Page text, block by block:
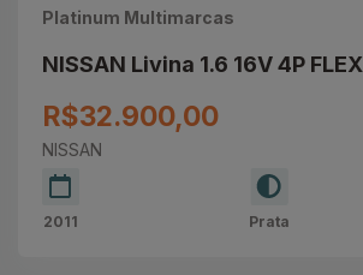
Platinum Multimarcas
NISSAN Livina 1.6 16V 4P FLEX
R$32.900,00
NISSAN
2011 Prata